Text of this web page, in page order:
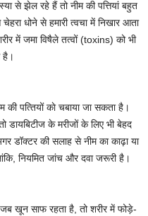
से झेल रहे हैं तो नीम की पत्तियां बहुत
धोने से हमारी त्‍वचा में न‍िखार आता
में जमा विषैले तत्वों (toxins) को भी
है।
पत्‍ति‍यों काे चबाया जा सकता है।
डायबिटीज के मरीजों के लिए भी बेहद
डॉक्टर की सलाह से नीम का काढ़ा या
नियमित जांच और दवा जरूरी है।
खून साफ रहता है, तो शरीर में फोड़े-